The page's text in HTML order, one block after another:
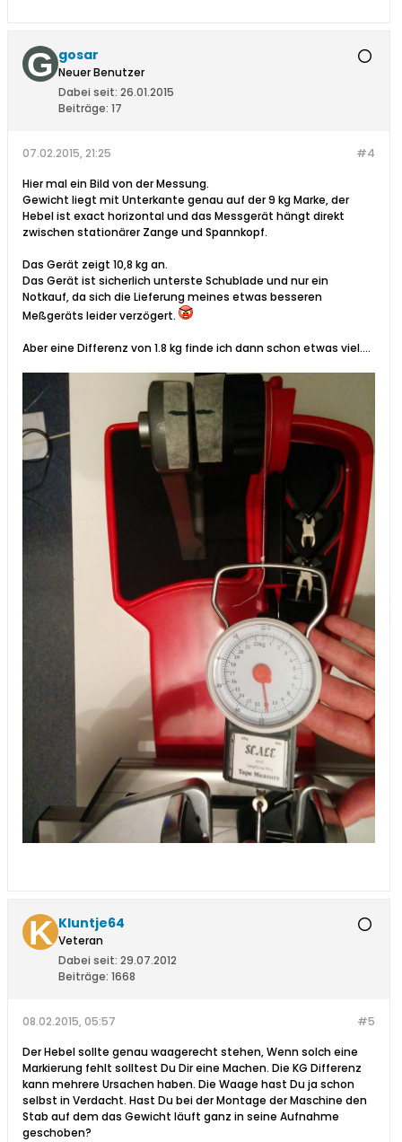
gosar
Neuer Benutzer
Dabei seit: 26.01.2015
Beiträge: 17
#4
07.02.2015, 21:25
Hier mal ein Bild von der Messung.
Gewicht liegt mit Unterkante genau auf der 9 kg Marke, der
Hebel ist exact horizontal und das Messgerät hängt direkt
zwischen stationärer Zange und Spannkopf.
Das Gerät zeigt 10,8 kg an.
Das Gerät ist sicherlich unterste Schublade und nur ein
Notkauf, da sich die Lieferung meines etwas besseren
Meßgeräts leider verzögert.
Aber eine Differenz von 1.8 kg finde ich dann schon etwas viel....
Kluntje64
Veteran
Dabei seit: 29.07.2012
Beiträge: 1668
#5
08.02.2015, 05:57
Der Hebel sollte genau waagerecht stehen, Wenn solch eine
Markierung fehlt solltest Du Dir eine Machen. Die KG Differenz
kann mehrere Ursachen haben. Die Waage hast Du ja schon
selbst in Verdacht. Hast Du bei der Montage der Maschine den
Stab auf dem das Gewicht läuft ganz in seine Aufnahme
geschoben?